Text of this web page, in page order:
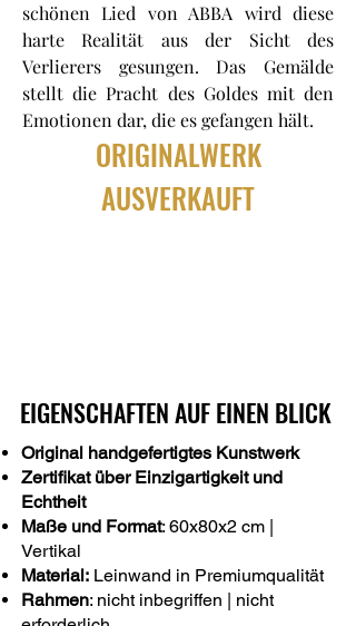
schönen Lied von ABBA wird diese
harte Realität aus der Sicht des
Verlierers gesungen. Das Gemälde
stellt die Pracht des Goldes mit den
Emotionen dar, die es gefangen hält.
ORIGINALWERK
AUSVERKAUFT
EIGENSCHAFTEN AUF EINEN BLICK
Original handgefertigtes Kunstwerk
Zertifikat über Einzigartigkeit und
Echtheit
Maße und Format: 60x80x2 cm |
Vertikal
Material: Leinwand in Premiumqualität
Rahmen: nicht inbegriffen | nicht